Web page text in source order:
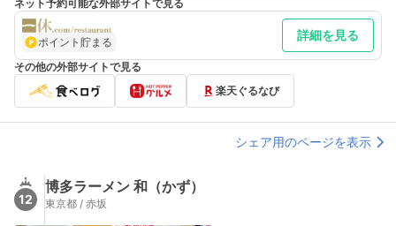
ネット予約可能な外部サイトで見る
ポイント貯まる 詳細を見る
その他の外部サイトで見る
楽天ぐるなび
シェア用のページを表示
12
博多ラーメン 和（かず）
東京都 / 赤坂